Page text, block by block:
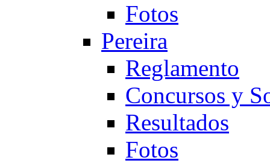
Fotos
Pereira
Reglamento
Concursos y
Resultados
Fotos